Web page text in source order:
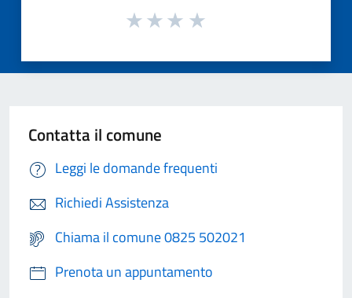
Contatta il comune
Leggi le domande frequenti
Richiedi Assistenza
Chiama il comune 0825 502021
Prenota un appuntamento